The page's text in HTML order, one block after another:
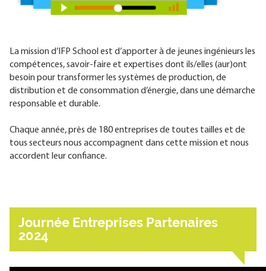
La mission d’IFP School est d’apporter à de jeunes ingénieurs les
compétences, savoir-faire et expertises dont ils/elles (aur)ont
besoin pour transformer les systèmes de production, de
distribution et de consommation d’énergie, dans une démarche
responsable et durable.
Chaque année, près de 180 entreprises de toutes tailles et de
tous secteurs nous accompagnent dans cette mission et nous
accordent leur confiance.
Journée Entreprises Partenaires
2024